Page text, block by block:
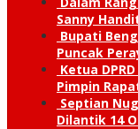
Sanny
Bupati
Puncak
Ketua
Pimpin
Septian
Dilantik 14